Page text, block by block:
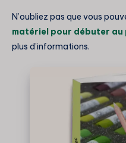
N’oubliez pas que vous
matériel pour débuter au
plus d’informations.